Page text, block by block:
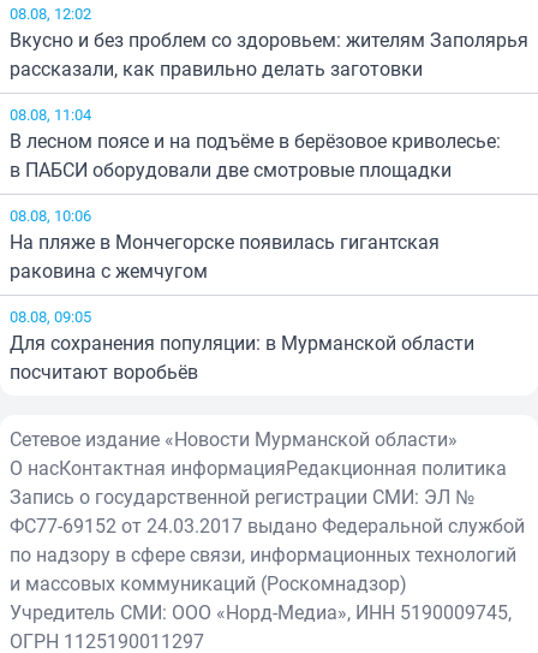
08.08, 12:02
Вкусно и без проблем со здоровьем: жителям Заполярья
рассказали, как правильно делать заготовки
08.08, 11:04
В лесном поясе и на подъёме в берёзовое криволесье:
в ПАБСИ оборудовали две смотровые площадки
08.08, 10:06
На пляже в Мончегорске появилась гигантская
раковина с жемчугом
08.08, 09:05
Для сохранения популяции: в Мурманской области
посчитают воробьёв
Сетевое издание «Новости Мурманской области»
О насКонтактная информацияРедакционная политика
Запись о государственной регистрации СМИ: ЭЛ №
ФС77-69152 от 24.03.2017 выдано Федеральной службой
по надзору в сфере связи, информационных технологий
и массовых коммуникаций (Роскомнадзор)
Учредитель СМИ: ООО «Норд-Медиа», ИНН 5190009745,
ОГРН 1125190011297